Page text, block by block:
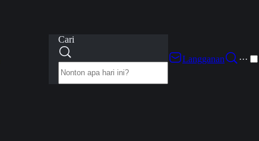
Cari
Langganan
···